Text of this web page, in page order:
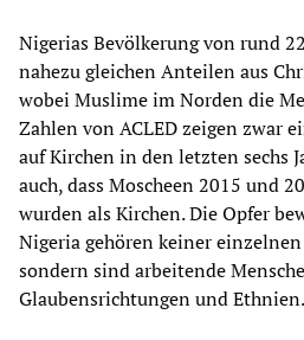
Nigerias Bevölkerung von rund
nahezu gleichen Anteilen aus
wobei Muslime im Norden die
Zahlen von ACLED zeigen zwar
auf Kirchen in den letzten sechs
auch, dass Moscheen 2015 und
wurden als Kirchen. Die Opfer
Nigeria gehören keiner
sondern sind arbeitende
Glaubensrichtungen und Ethnien.